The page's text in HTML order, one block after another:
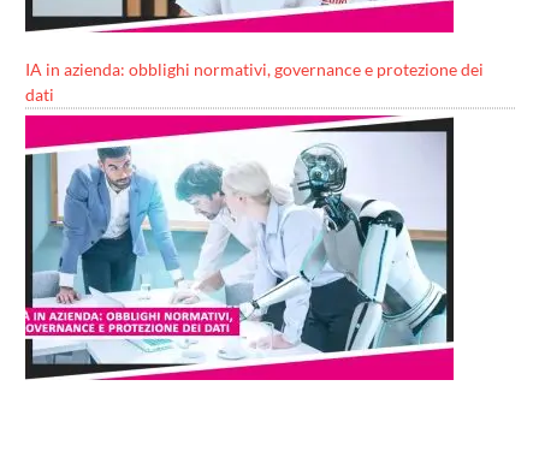
IA in azienda: obblighi normativi, governance e protezione dei
dati